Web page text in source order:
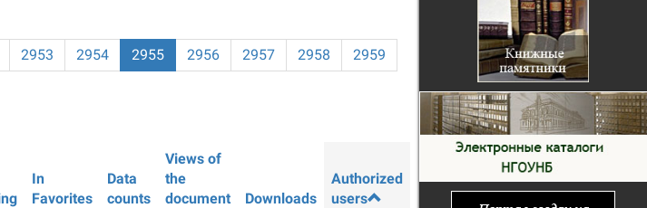
2953 2954 2955 2956 2957 2958
2959
In
Favorites
Data
counts
Views of
the
document
Downloads
Authorized
users
Guest